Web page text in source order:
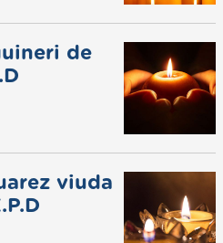
de
viuda